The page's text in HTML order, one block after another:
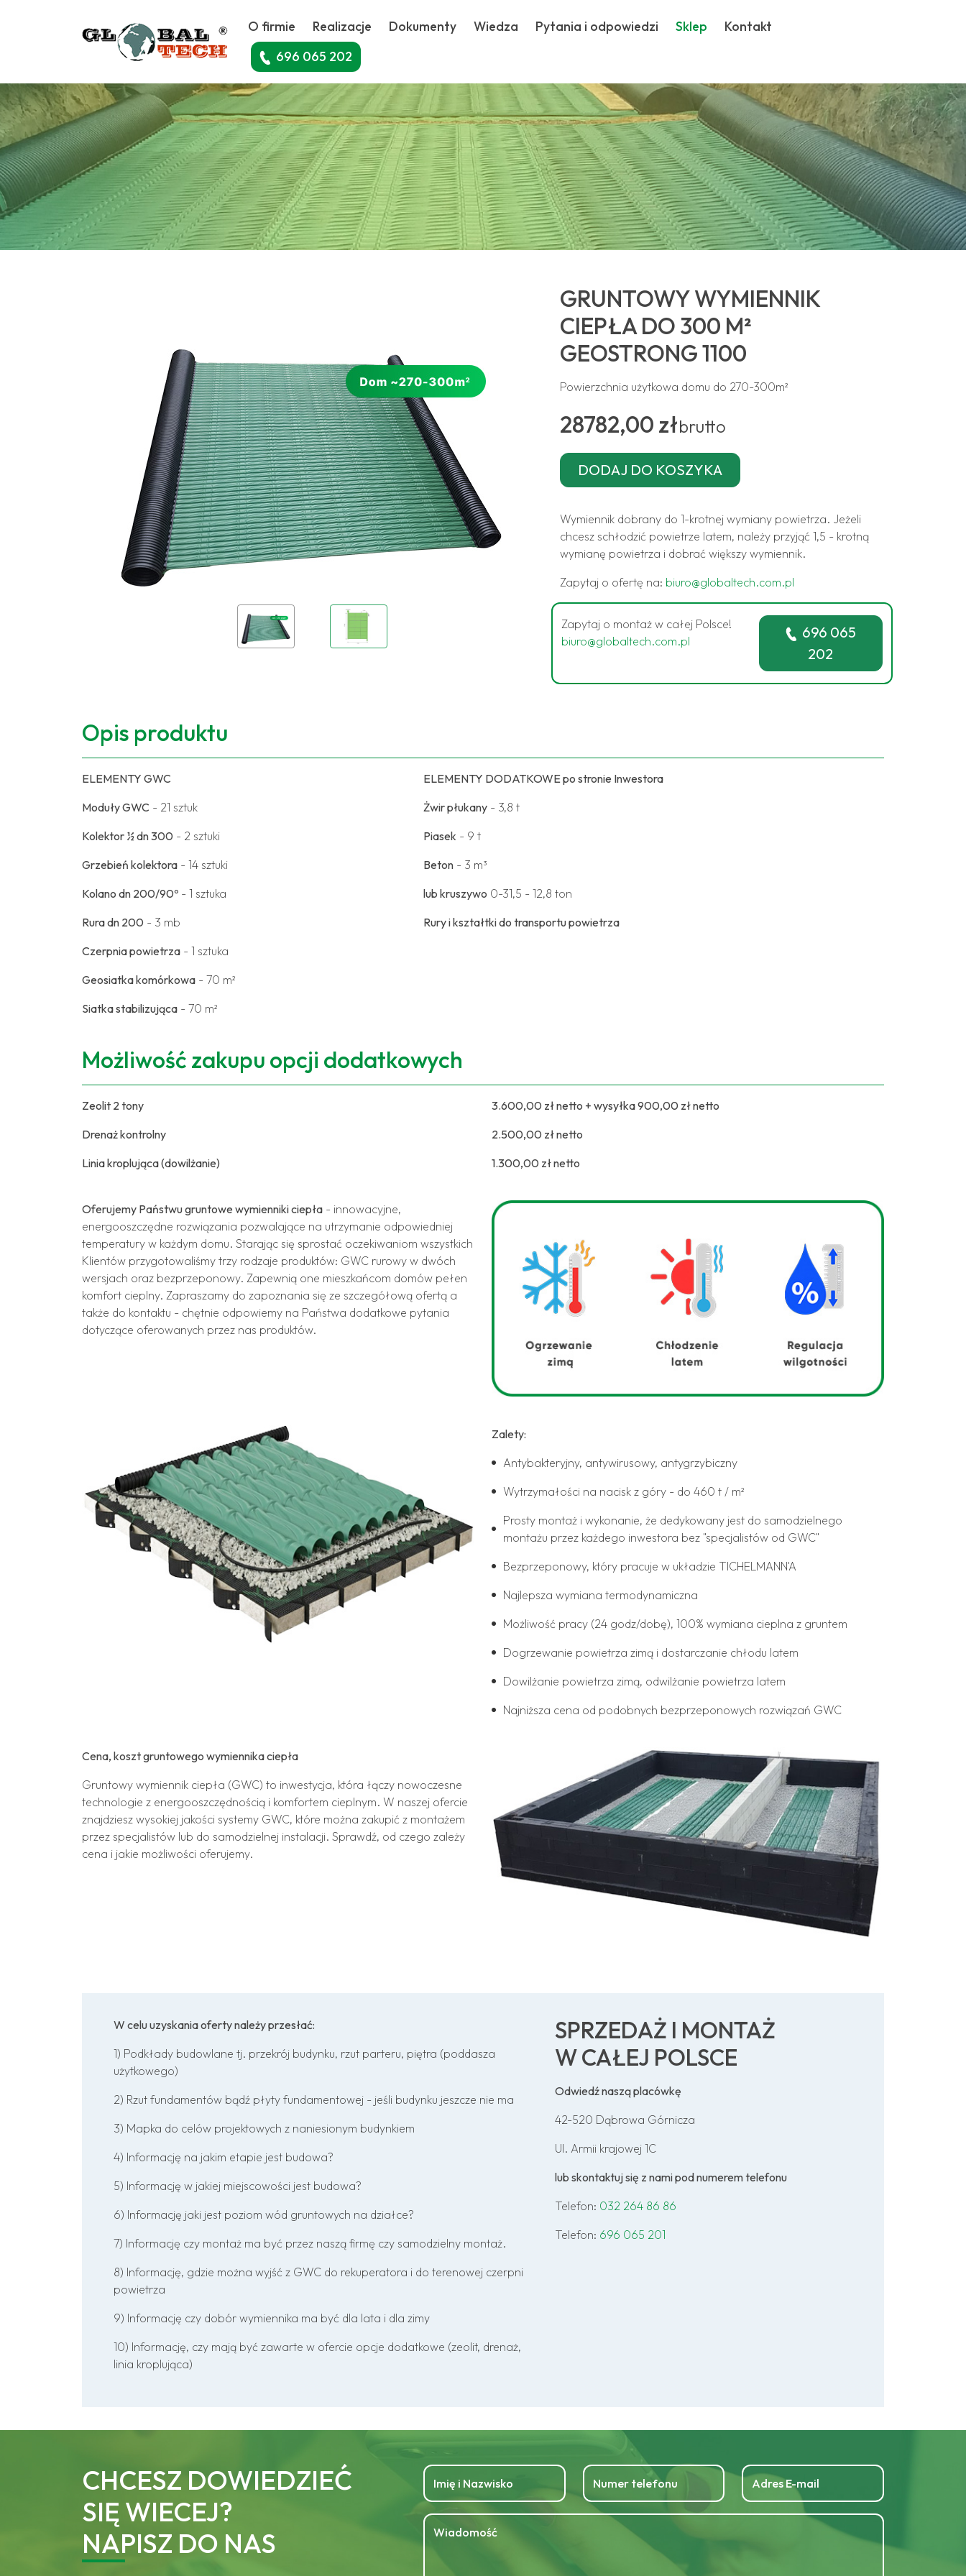
O firmie Realizacje Dokumenty Wiedza Pytania i odpowiedzi Sklep
Kontakt
696 065 202
GRUNTOWY WYMIENNIK
CIEPŁA DO 300 M²
GEOSTRONG 1100
Powierzchnia użytkowa domu do 270-300m²
28782,00 złbrutto
Wymiennik dobrany do 1-krotnej wymiany powietrza. Jeżeli
chcesz schłodzić powietrze latem, należy przyjąć 1,5 - krotną
wymianę powietrza i dobrać większy wymiennik.
Zapytaj o ofertę na: biuro@globaltech.com.pl
Zapytaj o montaż w całej Polsce!
biuro@globaltech.com.pl
696 065
202
Opis produktu
ELEMENTY GWC
Moduły GWC - 21 sztuk
Kolektor ½ dn 300 - 2 sztuki
Grzebień kolektora - 14 sztuki
Kolano dn 200/90º - 1 sztuka
Rura dn 200 - 3 mb
Czerpnia powietrza - 1 sztuka
Geosiatka komórkowa - 70 m²
Siatka stabilizująca - 70 m²
ELEMENTY DODATKOWE po stronie Inwestora
Żwir płukany - 3,8 t
Piasek - 9 t
Beton - 3 m³
lub kruszywo 0-31,5 - 12,8 ton
Rury i kształtki do transportu powietrza
Możliwość zakupu opcji dodatkowych
Zeolit 2 tony
Drenaż kontrolny
Linia kroplująca (dowilżanie)
3.600,00 zł netto + wysyłka 900,00 zł netto
2.500,00 zł netto
1.300,00 zł netto
Oferujemy Państwu gruntowe wymienniki ciepła - innowacyjne,
energooszczędne rozwiązania pozwalające na utrzymanie odpowiedniej
temperatury w każdym domu. Starając się sprostać oczekiwaniom wszystkich
Klientów przygotowaliśmy trzy rodzaje produktów: GWC rurowy w dwóch
wersjach oraz bezprzeponowy. Zapewnią one mieszkańcom domów pełen
komfort cieplny. Zapraszamy do zapoznania się ze szczegółową ofertą a
także do kontaktu - chętnie odpowiemy na Państwa dodatkowe pytania
dotyczące oferowanych przez nas produktów.
Zalety:
Antybakteryjny, antywirusowy, antygrzybiczny
Wytrzymałości na nacisk z góry - do 460 t / m²
Prosty montaż i wykonanie, że dedykowany jest do samodzielnego
montażu przez każdego inwestora bez "specjalistów od GWC"
Bezprzeponowy, który pracuje w układzie TICHELMANN'A
Najlepsza wymiana termodynamiczna
Możliwość pracy (24 godz/dobę), 100% wymiana cieplna z gruntem
Dogrzewanie powietrza zimą i dostarczanie chłodu latem
Dowilżanie powietrza zimą, odwilżanie powietrza latem
Najniższa cena od podobnych bezprzeponowych rozwiązań GWC
Cena, koszt gruntowego wymiennika ciepła
Gruntowy wymiennik ciepła (GWC) to inwestycja, która łączy nowoczesne
technologie z energooszczędnością i komfortem cieplnym. W naszej ofercie
znajdziesz wysokiej jakości systemy GWC, które można zakupić z montażem
przez specjalistów lub do samodzielnej instalacji. Sprawdź, od czego zależy
cena i jakie możliwości oferujemy.
W celu uzyskania oferty należy przesłać:
1) Podkłady budowlane tj. przekrój budynku, rzut parteru, piętra (poddasza
użytkowego)
2) Rzut fundamentów bądź płyty fundamentowej - jeśli budynku jeszcze nie ma
3) Mapka do celów projektowych z naniesionym budynkiem
4) Informację na jakim etapie jest budowa?
5) Informację w jakiej miejscowości jest budowa?
6) Informację jaki jest poziom wód gruntowych na działce?
7) Informację czy montaż ma być przez naszą firmę czy samodzielny montaż.
8) Informację, gdzie można wyjść z GWC do rekuperatora i do terenowej czerpni
powietrza
9) Informację czy dobór wymiennika ma być dla lata i dla zimy
10) Informację, czy mają być zawarte w ofercie opcje dodatkowe (zeolit, drenaż,
linia kroplująca)
SPRZEDAŻ I MONTAŻ
W CAŁEJ POLSCE
Odwiedź naszą placówkę
42-520 Dąbrowa Górnicza
Ul. Armii krajowej 1C
lub skontaktuj się z nami pod numerem telefonu
Telefon: 032 264 86 86
Telefon: 696 065 201
CHCESZ DOWIEDZIEĆ
SIĘ WIECEJ?
NAPISZ DO NAS